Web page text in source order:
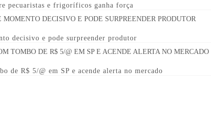
pecuaristas e frigoríficos ganha força
decisivo e pode surpreender produtor
de R$ 5/@ em SP e acende alerta no mercado